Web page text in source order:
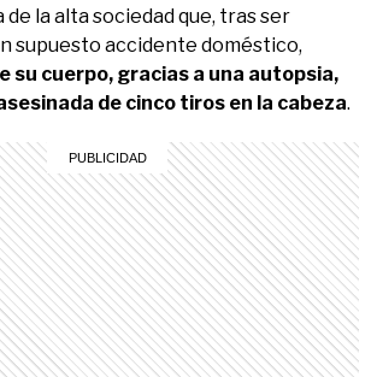
de la alta sociedad que, tras ser
supuesto accidente doméstico,
su cuerpo, gracias a una autopsia,
de cinco tiros en la cabeza.